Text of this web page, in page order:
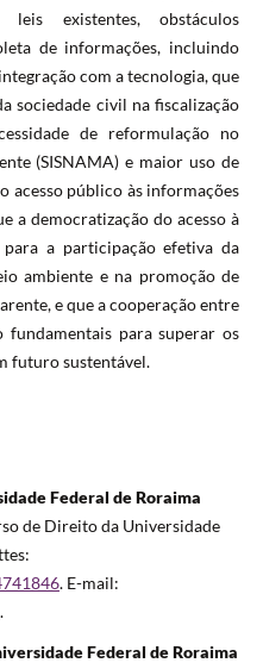
existentes, obstáculos
de informações, incluindo
com a tecnologia, que
sociedade civil na fiscalização
de reformulação no
(SISNAMA) e maior uso de
acesso público às informações
a democratização do acesso à
a participação efetiva da
ambiente e na promoção de
e que a cooperação entre
fundamentais para superar os
futuro sustentável.
Federal de Roraima
de Direito da Universidade
. E-mail:
.
Federal de Roraima